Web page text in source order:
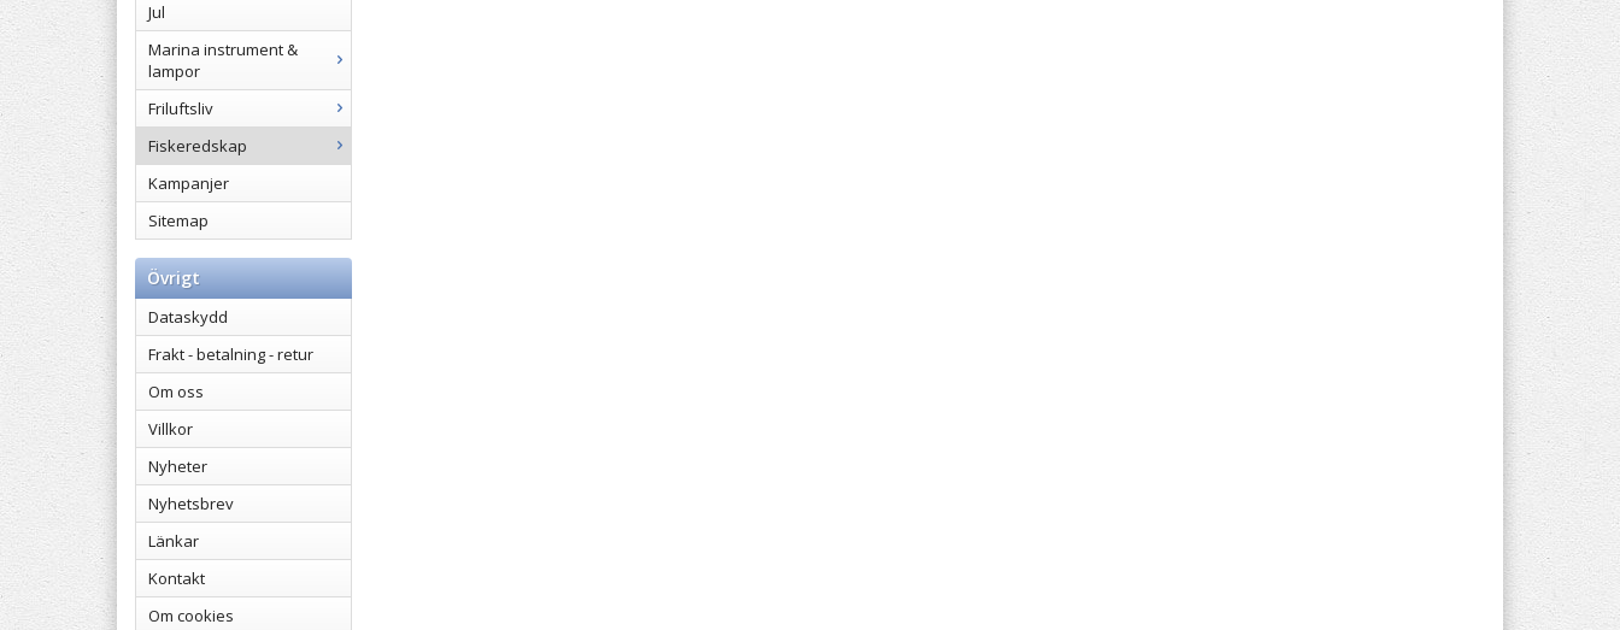
Jul
Marina instrument &
lampor
Friluftsliv
Fiskeredskap
Kampanjer
Sitemap
Övrigt
Dataskydd
Frakt - betalning - retur
Om oss
Villkor
Nyheter
Nyhetsbrev
Länkar
Kontakt
Om cookies